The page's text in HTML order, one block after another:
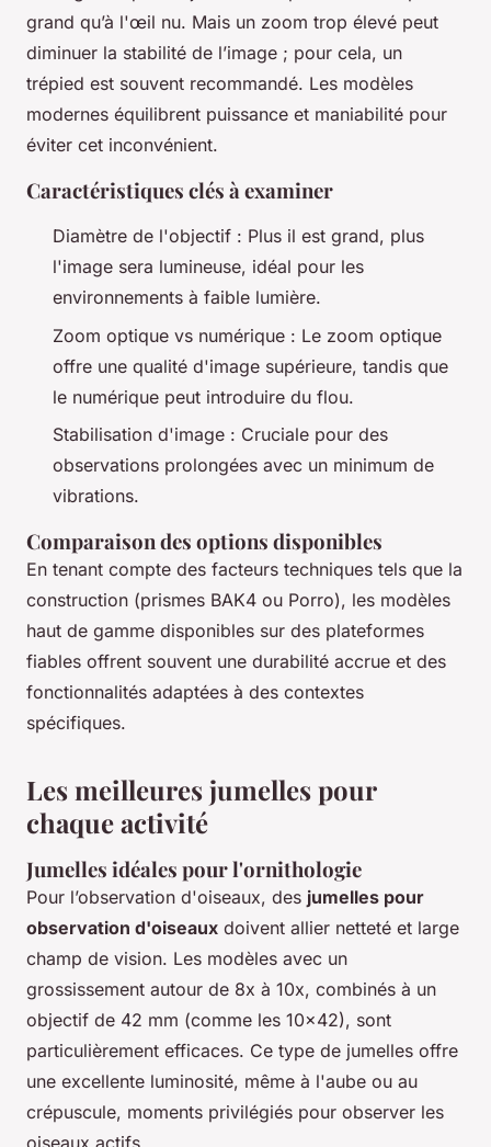
grand qu’à l'œil nu. Mais un zoom trop élevé peut
diminuer la stabilité de l’image ; pour cela, un
trépied est souvent recommandé. Les modèles
modernes équilibrent puissance et maniabilité pour
éviter cet inconvénient.
Caractéristiques clés à examiner
Diamètre de l'objectif : Plus il est grand, plus
l'image sera lumineuse, idéal pour les
environnements à faible lumière.
Zoom optique vs numérique : Le zoom optique
offre une qualité d'image supérieure, tandis que
le numérique peut introduire du flou.
Stabilisation d'image : Cruciale pour des
observations prolongées avec un minimum de
vibrations.
Comparaison des options disponibles
En tenant compte des facteurs techniques tels que la
construction (prismes BAK4 ou Porro), les modèles
haut de gamme disponibles sur des plateformes
fiables offrent souvent une durabilité accrue et des
fonctionnalités adaptées à des contextes
spécifiques.
Les meilleures jumelles pour
chaque activité
Jumelles idéales pour l'ornithologie
Pour l’observation d'oiseaux, des jumelles pour
observation d'oiseaux doivent allier netteté et large
champ de vision. Les modèles avec un
grossissement autour de 8x à 10x, combinés à un
objectif de 42 mm (comme les 10x42), sont
particulièrement efficaces. Ce type de jumelles offre
une excellente luminosité, même à l'aube ou au
crépuscule, moments privilégiés pour observer les
oiseaux actifs.